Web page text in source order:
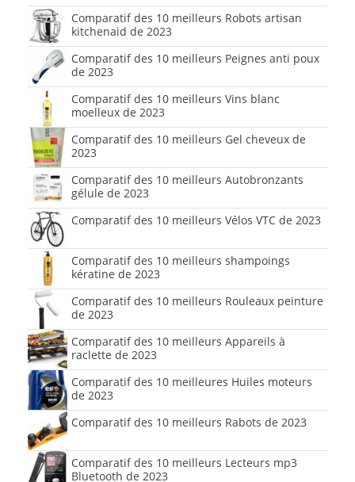
Comparatif des 10 meilleurs Robots artisan
kitchenaid de 2023
Comparatif des 10 meilleurs Peignes anti poux
de 2023
Comparatif des 10 meilleurs Vins blanc
moelleux de 2023
Comparatif des 10 meilleurs Gel cheveux de
2023
Comparatif des 10 meilleurs Autobronzants
gélule de 2023
Comparatif des 10 meilleurs Vélos VTC de 2023
Comparatif des 10 meilleurs shampoings
kératine de 2023
Comparatif des 10 meilleurs Rouleaux peinture
de 2023
Comparatif des 10 meilleurs Appareils à
raclette de 2023
Comparatif des 10 meilleures Huiles moteurs
de 2023
Comparatif des 10 meilleurs Rabots de 2023
Comparatif des 10 meilleurs Lecteurs mp3
Bluetooth de 2023